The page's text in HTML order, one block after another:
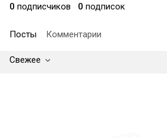
0 подписчиков 0 подписок
Посты Комментарии
Свежее